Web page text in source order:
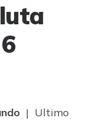
| Ultimo